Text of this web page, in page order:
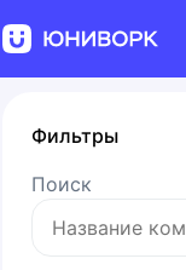
Фильтры
Поиск